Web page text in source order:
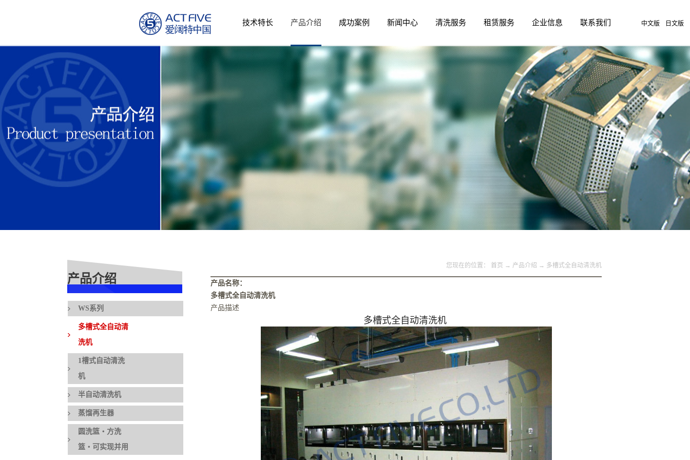
中文版 日文版
技术特长 产品介绍 成功案例 新闻中心 清洗服务 租赁服务 企业信息 联系我们
产品介绍
WS系列
多槽式全自动清
洗机
1槽式自动清洗
机
半自动清洗机
蒸馏再生器
圆洗篮・方洗
篮・可实现并用
您现在的位置： 首页 → 产品介绍 → 多槽式全自动清洗机
产品名称：
多槽式全自动清洗机
产品描述
多槽式全自动清洗机